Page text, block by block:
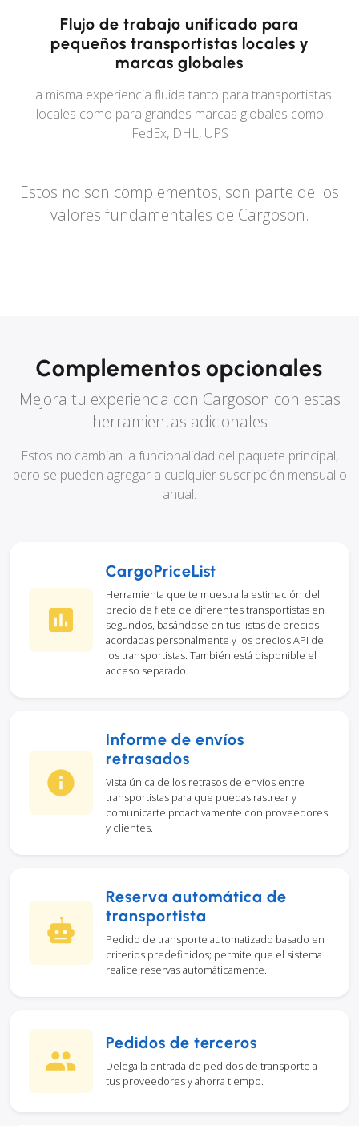
Flujo de trabajo unificado para
pequeños transportistas locales y
marcas globales
La misma experiencia fluida tanto para transportistas
locales como para grandes marcas globales como
FedEx, DHL, UPS
Estos no son complementos, son parte de los
valores fundamentales de Cargoson.
Complementos opcionales
Mejora tu experiencia con Cargoson con estas
herramientas adicionales
Estos no cambian la funcionalidad del paquete principal,
pero se pueden agregar a cualquier suscripción mensual o
anual:
CargoPriceList
Herramienta que te muestra la estimación del
precio de flete de diferentes transportistas en
segundos, basándose en tus listas de precios
acordadas personalmente y los precios API de
los transportistas. También está disponible el
acceso separado.
Informe de envíos
retrasados
Vista única de los retrasos de envíos entre
transportistas para que puedas rastrear y
comunicarte proactivamente con proveedores
y clientes.
Reserva automática de
transportista
Pedido de transporte automatizado basado en
criterios predefinidos; permite que el sistema
realice reservas automáticamente.
Pedidos de terceros
Delega la entrada de pedidos de transporte a
tus proveedores y ahorra tiempo.